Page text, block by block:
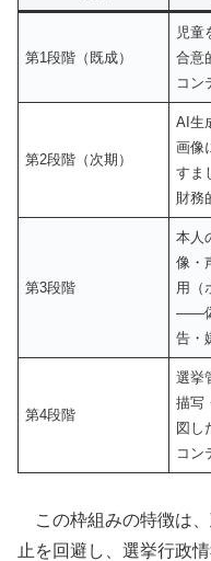
第1段階（既成）
児童
合意
コン
第2段階（次期）
AI生
画像
すま
財務
第3段階
本人
像・
用（
——
告・
第4段階
選挙
描写
図し
コン
この枠組みの特徴は
止を回避し、選挙行政